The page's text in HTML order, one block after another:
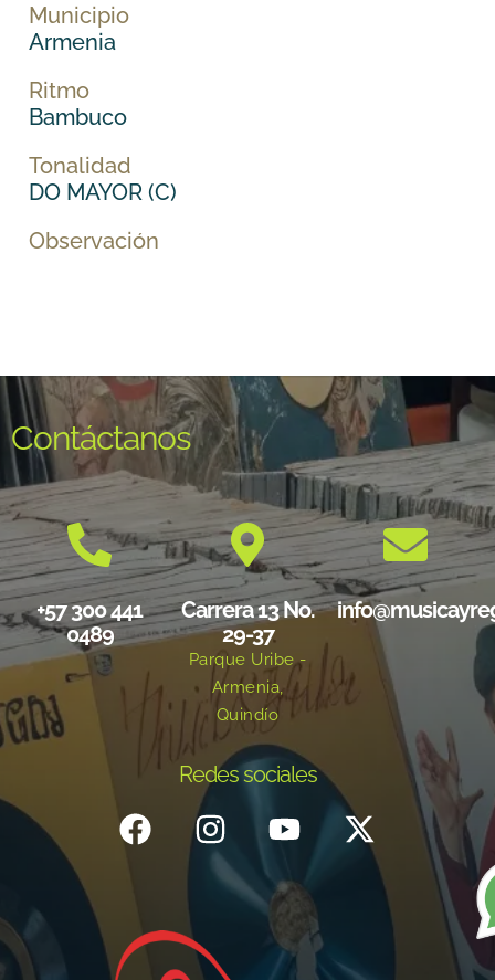
Municipio
Armenia
Ritmo
Bambuco
Tonalidad
DO MAYOR (C)
Observación
Contáctanos
+57 300 441
0489
Carrera 13 No.
29-37
Parque Uribe -
Armenia,
Quindío
Redes sociales